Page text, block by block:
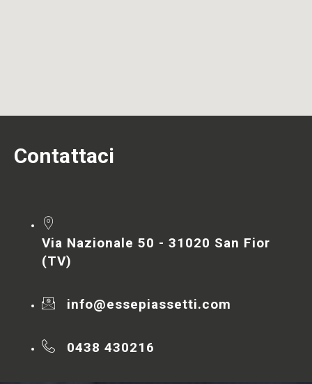
Contattaci
Via Nazionale 50 - 31020 San Fior
(TV)
info@essepiassetti.com
0438 430216